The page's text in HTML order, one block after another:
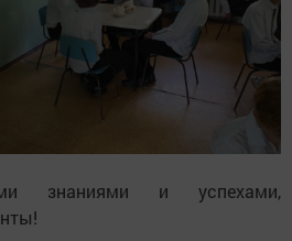
знаниями и успехами,